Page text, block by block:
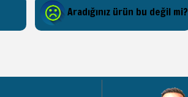
Aradığınız ürün bu değil mi?